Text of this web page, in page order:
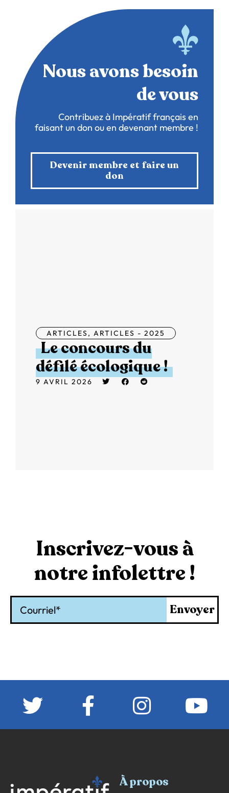
Nous avons besoin
de vous
Contribuez à Impératif français en
faisant un don ou en devenant membre !
Devenir membre et faire un
don
ARTICLES, ARTICLES - 2025
Le concours du
défilé écologique !
9 AVRIL 2026
Inscrivez-vous à
notre infolettre !
Envoyer
À propos